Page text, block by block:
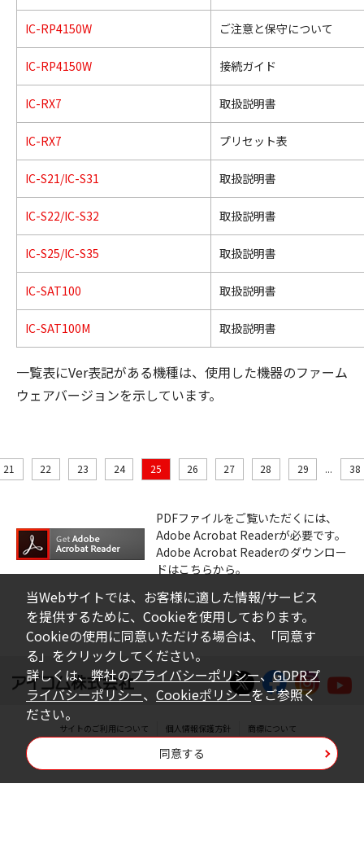
IC-RP4150W ご注意と保守について
IC-RP4150W 接続ガイド
IC-RX7 取扱説明書
IC-RX7 プリセット表
IC-S21/IC-S31 取扱説明書
IC-S22/IC-S32 取扱説明書
IC-S25/IC-S35 取扱説明書
IC-SAT100 取扱説明書
IC-SAT100M 取扱説明書
一覧表にVer表記がある機種は、使用した機器のファーム
ウェアバージョンを示しています。
21 22 23 24 25 26 27 28 29 ... 38
PDFファイルをご覧いただくには、
Adobe Acrobat Readerが必要です。
Adobe Acrobat Readerのダウンロー
ドはこちらから。
サイトのご利用について 個人情報保護方針 商標について
Copyright © Icom Inc.
当Webサイトでは、お客様に適した情報/サービス
を提供するために、Cookieを使用しております。
Cookieの使用に同意いただける場合は、「同意す
る」をクリックしてください。
詳しくは、弊社のプライバシーポリシー、GDPRプ
ライバシーポリシー、 Cookieポリシーをご参照く
ださい。
同意する